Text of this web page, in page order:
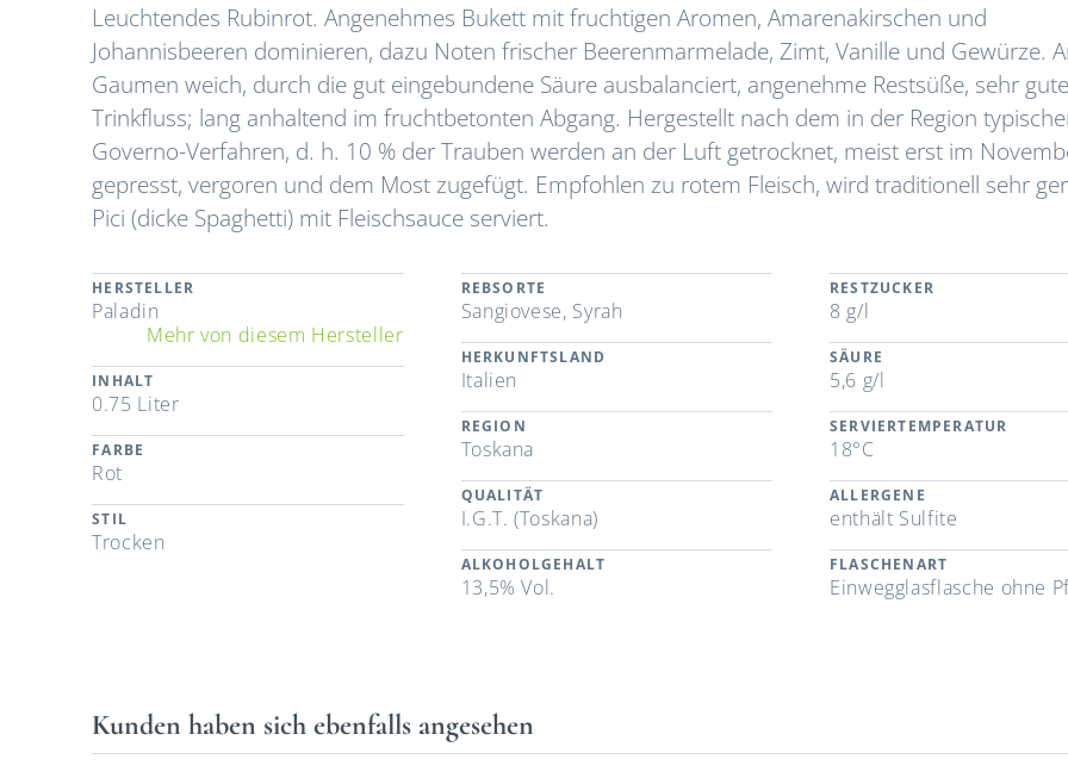
Leuchtendes Rubinrot. Angenehmes Bukett mit fruchtigen Aromen, Amarenakirschen und
Johannisbeeren dominieren, dazu Noten frischer Beerenmarmelade, Zimt, Vanille und Gewürze.
Gaumen weich, durch die gut eingebundene Säure ausbalanciert, angenehme Restsüße, sehr
Trinkfluss; lang anhaltend im fruchtbetonten Abgang. Hergestellt nach dem in der Region
Governo-Verfahren, d. h. 10 % der Trauben werden an der Luft getrocknet, meist erst im
gepresst, vergoren und dem Most zugefügt. Empfohlen zu rotem Fleisch, wird traditionell sehr
Pici (dicke Spaghetti) mit Fleischsauce serviert.
HERSTELLER
Paladin
Mehr von diesem Hersteller
INHALT
0.75 Liter
FARBE
Rot
STIL
Trocken
REBSORTE
Sangiovese, Syrah
HERKUNFTSLAND
Italien
REGION
Toskana
QUALITÄT
I.G.T. (Toskana)
ALKOHOLGEHALT
13,5% Vol.
RESTZUCKER
8 g/l
SÄURE
5,6 g/l
SERVIERTEMPERATUR
18°C
ALLERGENE
enthält Sulfite
FLASCHENART
Einwegglasflasche ohne
Kunden haben sich ebenfalls angesehen